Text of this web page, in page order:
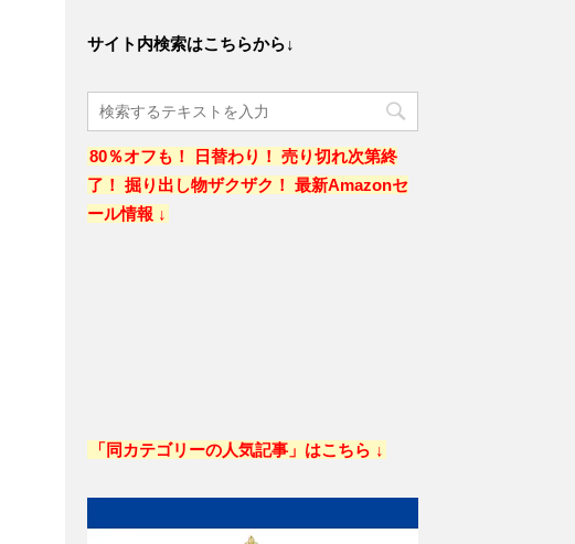
サイト内検索はこちらから↓
80％オフも！ 日替わり！ 売り切れ次第終
了！ 掘り出し物ザクザク！ 最新Amazonセ
ール情報 ↓
「同カテゴリーの人気記事」はこちら ↓